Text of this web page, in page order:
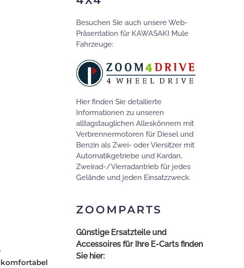
komfortabel
Besuchen Sie auch unsere Web-
Präsentation für KAWASAKI Mule
Fahrzeuge:
Hier finden Sie detailierte
Informationen zu unseren
alltagstauglichen Alleskönnern mit
Verbrennermotoren für Diesel und
Benzin als Zwei- oder Viersitzer mit
Automatikgetriebe und Kardan,
Zweirad-/Vierradantrieb für jedes
Gelände und jeden Einsatzzweck.
ZOOMPARTS
Günstige Ersatzteile und
Accessoires für Ihre E-Carts finden
Sie hier: